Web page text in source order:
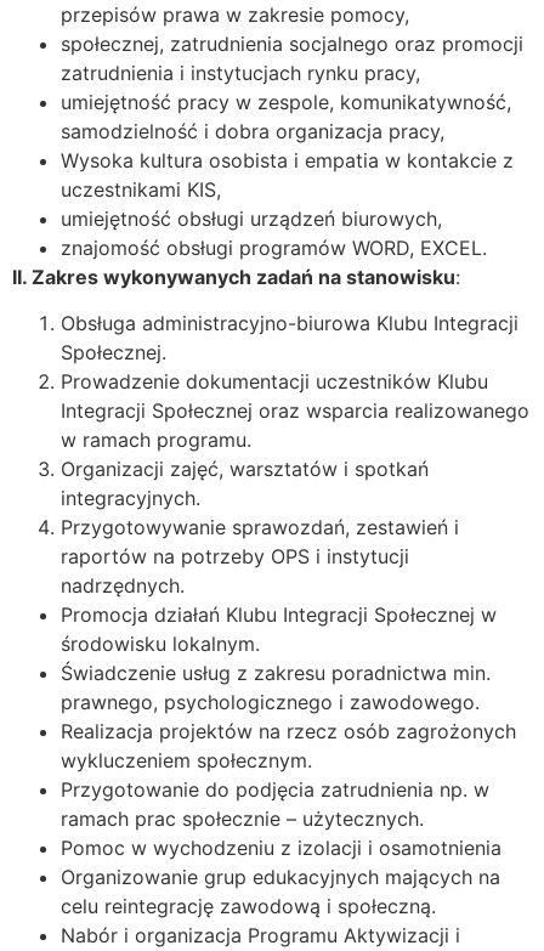
przepisów prawa w zakresie pomocy,
społecznej, zatrudnienia socjalnego oraz promocji
zatrudnienia i instytucjach rynku pracy,
umiejętność pracy w zespole, komunikatywność,
samodzielność i dobra organizacja pracy,
Wysoka kultura osobista i empatia w kontakcie z
uczestnikami KIS,
umiejętność obsługi urządzeń biurowych,
znajomość obsługi programów WORD, EXCEL.
II. Zakres wykonywanych zadań na stanowisku:
Obsługa administracyjno-biurowa Klubu Integracji
Społecznej.
Prowadzenie dokumentacji uczestników Klubu
Integracji Społecznej oraz wsparcia realizowanego
w ramach programu.
Organizacji zajęć, warsztatów i spotkań
integracyjnych.
Przygotowywanie sprawozdań, zestawień i
raportów na potrzeby OPS i instytucji
nadrzędnych.
Promocja działań Klubu Integracji Społecznej w
środowisku lokalnym.
Świadczenie usług z zakresu poradnictwa min.
prawnego, psychologicznego i zawodowego.
Realizacja projektów na rzecz osób zagrożonych
wykluczeniem społecznym.
Przygotowanie do podjęcia zatrudnienia np. w
ramach prac społecznie – użytecznych.
Pomoc w wychodzeniu z izolacji i osamotnienia
Organizowanie grup edukacyjnych mających na
celu reintegrację zawodową i społeczną.
Nabór i organizacja Programu Aktywizacji i